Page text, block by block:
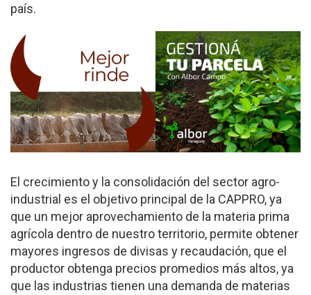
país.
El crecimiento y la consolidación del sector agro-
industrial es el objetivo principal de la CAPPRO, ya
que un mejor aprovechamiento de la materia prima
agrícola dentro de nuestro territorio, permite obtener
mayores ingresos de divisas y recaudación, que el
productor obtenga precios promedios más altos, ya
que las industrias tienen una demanda de materias